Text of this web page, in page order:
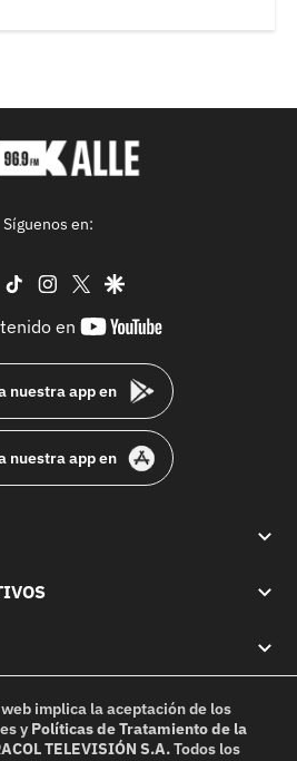
Síguenos en:
facebook
tiktok instagram
twittergoogle
en
youtube-
nuestra app en
nuestra app en
implica la aceptación de los
y Políticas de Tratamiento de la
TELEVISIÓN S.A.Todos los